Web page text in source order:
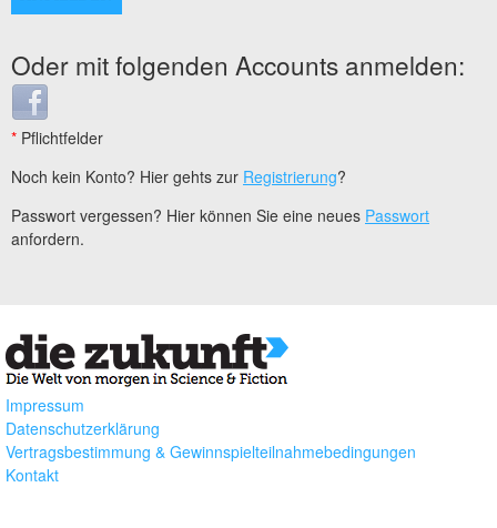
Oder mit folgenden Accounts anmelden:
Login with Facebook
* Pflichtfelder
Noch kein Konto? Hier gehts zur Registrierung?
Passwort vergessen? Hier können Sie eine neues Passwort
anfordern.
Impressum
Datenschutzerklärung
Vertragsbestimmung & Gewinnspielteilnahmebedingungen
Kontakt